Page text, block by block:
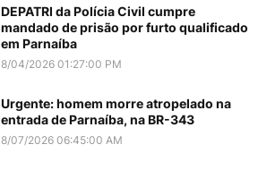
DEPATRI da Polícia Civil cumpre
mandado de prisão por furto qualificado
em Parnaíba
8/04/2026 01:27:00 PM
Urgente: homem morre atropelado na
entrada de Parnaíba, na BR-343
8/07/2026 06:45:00 AM